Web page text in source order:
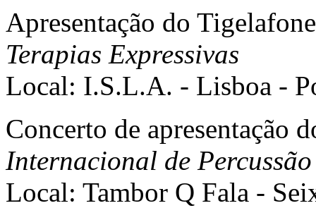
Apresentação do
Terapias Expressivas
Local: I.S.L.A. - Lisboa -
Concerto de apresentação
Internacional de
Local: Tambor Q Fala -